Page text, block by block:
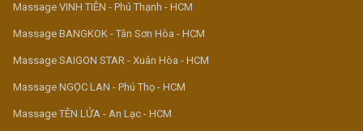
Massage VINH TIÊN - Phú Thạnh - HCM
Massage BANGKOK - Tân Sơn Hòa - HCM
Massage SAIGON STAR - Xuân Hòa - HCM
Massage NGỌC LAN - Phú Thọ - HCM
Massage TÊN LỬA - An Lạc - HCM